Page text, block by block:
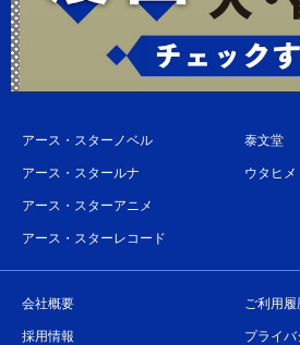
アース・スターノベル
アース・スタールナ
アース・スターアニメ
アース・スターレコード
泰文堂
ウタヒメ
会社概要
採用情報
ご利用
プライ